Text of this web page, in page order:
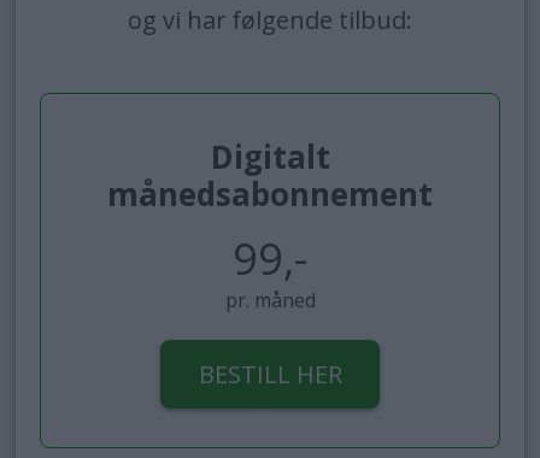
og vi har følgende tilbud:
Digitalt
månedsabonnement
99,-
pr. måned
BESTILL HER